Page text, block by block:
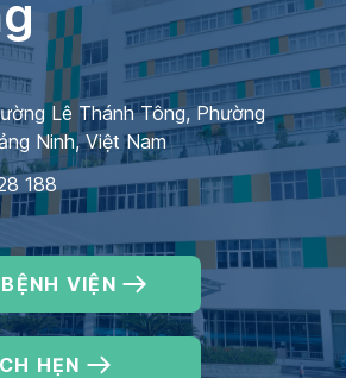
Lê Thánh Tông, Phường
Ninh, Việt Nam
188
VIỆN
HẸN